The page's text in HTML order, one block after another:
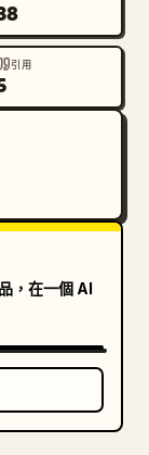
引用
，在一個 AI